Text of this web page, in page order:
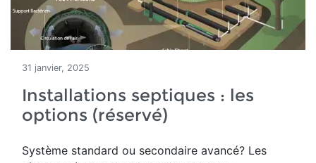
31 janvier, 2025
Installations septiques : les
options (réservé)
Système standard ou secondaire avancé? Les